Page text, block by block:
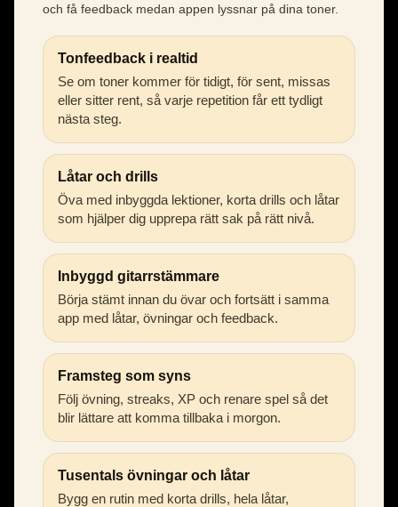
och få feedback medan appen lyssnar på dina toner.
Tonfeedback i realtid
Se om toner kommer för tidigt, för sent, missas
eller sitter rent, så varje repetition får ett tydligt
nästa steg.
Låtar och drills
Öva med inbyggda lektioner, korta drills och låtar
som hjälper dig upprepa rätt sak på rätt nivå.
Inbyggd gitarrstämmare
Börja stämt innan du övar och fortsätt i samma
app med låtar, övningar och feedback.
Framsteg som syns
Följ övning, streaks, XP och renare spel så det
blir lättare att komma tillbaka i morgon.
Tusentals övningar och låtar
Bygg en rutin med korta drills, hela låtar,